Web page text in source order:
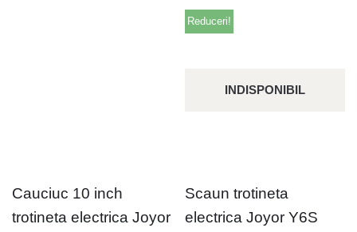
Cauciuc 10 inch
trotineta electrica Joyor
INDISPONIBIL
Reduceri!
Scaun trotineta
electrica Joyor Y6S